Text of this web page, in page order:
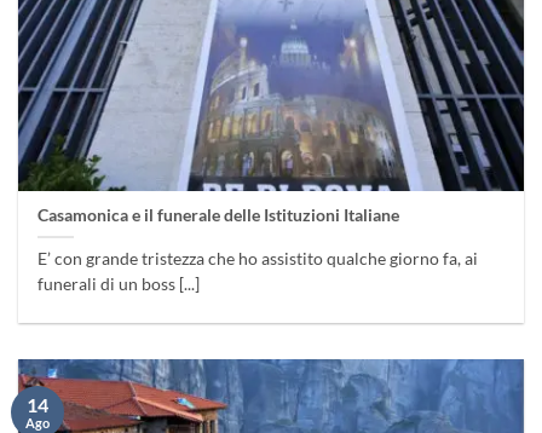
Casamonica e il funerale delle Istituzioni Italiane
E’ con grande tristezza che ho assistito qualche giorno fa, ai
funerali di un boss [...]
14
Ago